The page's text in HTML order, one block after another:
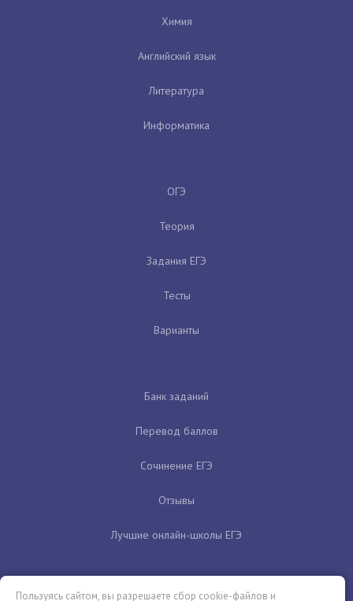
Химия
Английский язык
Литература
Информатика
ОГЭ
Теория
Задания ЕГЭ
Тесты
Варианты
Банк заданий
Перевод баллов
Сочинение ЕГЭ
Отзывы
Лучшие онлайн-школы ЕГЭ
Пользуясь сайтом, вы разрешаете сбор cookie-файлов и